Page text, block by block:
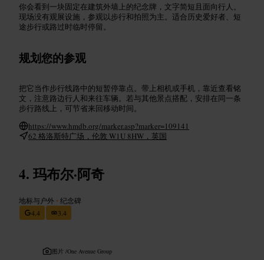
你会看到一块固定在建筑外墙上的纪念牌，文字简短且面向行人。
现场没有观展设施，参观以步行和拍照为主。适合历史爱好者、短
途步行或路过时临时停留。
规划您的参观
把它当作步行线路中的短暂停靠点。带上相机或手机，靠近查看铭
文，注意路边行人和来往车辆。若与其他景点搭配，安排在同一条
步行路线上，可节省来回移动时间。
https://www.hmdb.org/marker.asp?marker=109141
62 格洛斯特广场，伦敦 W1U 8HW，英国
玛布尔·阿奇
地标与户外 •纪念碑
4.4
3.4
图片 /One Avenue Group